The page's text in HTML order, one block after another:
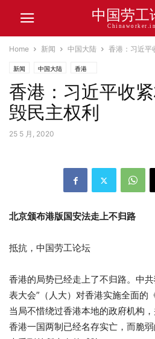
中国劳工
Home 新闻 中国大陆 香港：习近
新闻 中国大陆 香港
香港：习近平收
毁民主权利
25 5 月, 2020
北京颁布港版国安法走上不归路
抵抗，中国劳工论坛
香港的局势已经走上了不归路。中
表大会”（人大）对香港实施全面的
当局不惜绕过香港本地的政府机构，
香港一国两制已经名存实亡，而脆